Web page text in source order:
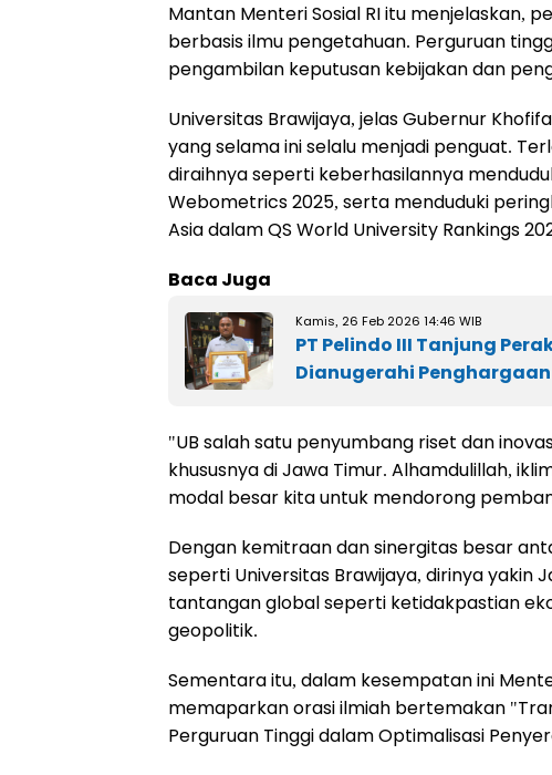
Mantan Menteri Sosial RI itu menjelaskan,
berbasis ilmu pengetahuan. Perguruan
pengambilan keputusan kebijakan dan
Universitas Brawijaya, jelas Gubernur
yang selama ini selalu menjadi penguat.
diraihnya seperti keberhasilannya
Webometrics 2025, serta menduduki
Asia dalam QS World University Rankings
Baca Juga
Kamis, 26 Feb 2026 14:46 WIB
PT Pelindo III Tanjung
Dianugerahi
"UB salah satu penyumbang riset dan
khususnya di Jawa Timur. Alhamdulillah,
modal besar kita untuk mendorong
Dengan kemitraan dan sinergitas besar
seperti Universitas Brawijaya, dirinya yakin
tantangan global seperti ketidakpastian
geopolitik.
Sementara itu, dalam kesempatan ini
memaparkan orasi ilmiah bertemakan
Perguruan Tinggi dalam Optimalisasi